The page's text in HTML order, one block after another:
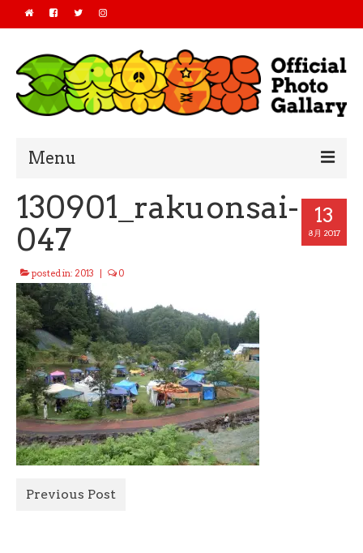
Menu
Home
2019
2018
2017
2016
All Photo
Official Site
13
8月 2017
130901_rakuonsai-
047
posted in: 2013 0
Previous Post